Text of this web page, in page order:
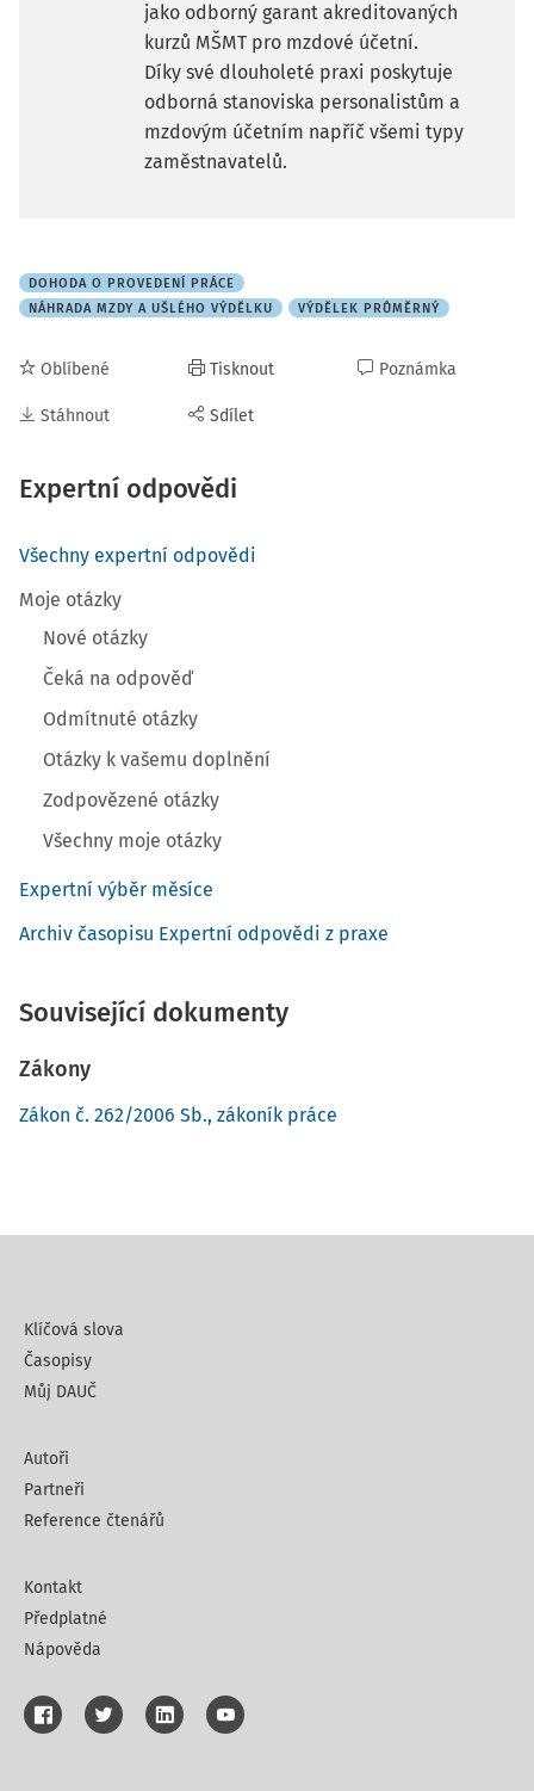
jako odborný garant akreditovaných
kurzů MŠMT pro mzdové účetní.
Díky své dlouholeté praxi poskytuje
odborná stanoviska personalistům a
mzdovým účetním napříč všemi typy
zaměstnavatelů.
DOHODA O PROVEDENÍ PRÁCE
NÁHRADA MZDY A UŠLÉHO VÝDĚLKU
VÝDĚLEK PRŮMĚRNÝ
Oblíbené
Stáhnout
Tisknout
Sdílet
Poznámka
Expertní odpovědi
Všechny expertní odpovědi
Moje otázky
Nové otázky
Čeká na odpověď
Odmítnuté otázky
Otázky k vašemu doplnění
Zodpovězené otázky
Všechny moje otázky
Expertní výběr měsíce
Archiv časopisu Expertní odpovědi z praxe
Související dokumenty
Zákony
Zákon č. 262/2006 Sb., zákoník práce
Klíčová slova
Časopisy
Můj DAUČ
Autoři
Partneři
Reference čtenářů
Kontakt
Předplatné
Nápověda